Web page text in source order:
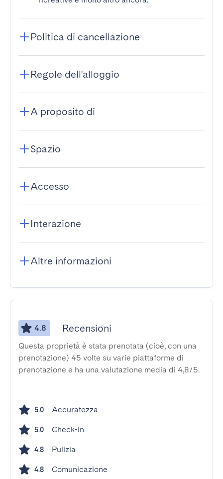
Politica di cancellazione
Regole dell'alloggio
A proposito di
Spazio
Accesso
Interazione
Altre informazioni
4.8 Recensioni
Questa proprietà è stata prenotata (cioè, con una
prenotazione) 45 volte su varie piattaforme di
prenotazione e ha una valutazione media di 4,8/5.
5.0 Accuratezza
5.0 Check-in
4.8 Pulizia
4.8 Comunicazione